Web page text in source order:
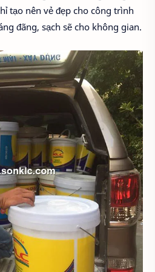
tạo nên vẻ đẹp cho công trình
đãng, sạch sẽ cho không gian.